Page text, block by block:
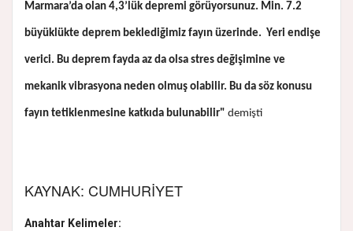
Marmara’da olan 4,3’lük depremi görüyorsunuz. Min. 7.2
büyüklükte deprem beklediğimiz fayın üzerinde. Yeri endişe
verici. Bu deprem fayda az da olsa stres değişimine ve
mekanik vibrasyona neden olmuş olabilir. Bu da söz konusu
fayın tetiklenmesine katkıda bulunabilir" demişti
KAYNAK: CUMHURİYET
Anahtar Kelimeler: